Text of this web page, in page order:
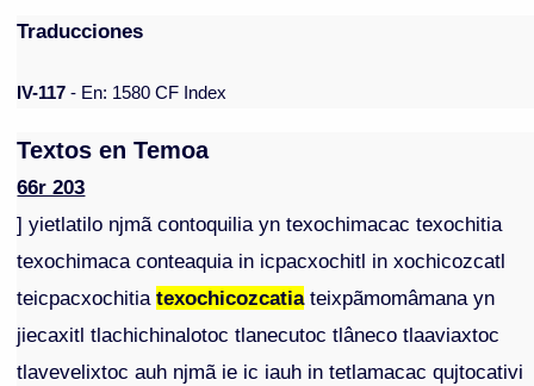
Traducciones
IV-117 - En: 1580 CF Index
Textos en Temoa
66r 203
] yietlatilo njmã contoquilia yn texochimacac texochitia
texochimaca conteaquia in icpacxochitl in xochicozcatl
teicpacxochitiatexochicozcatiateixpãmomâmana yn
jiecaxitl tlachichinalotoc tlanecutoc tlâneco tlaaviaxtoc
tlavevelixtoc auh njmã ie ic iauh in tetlamacac qujtocativi